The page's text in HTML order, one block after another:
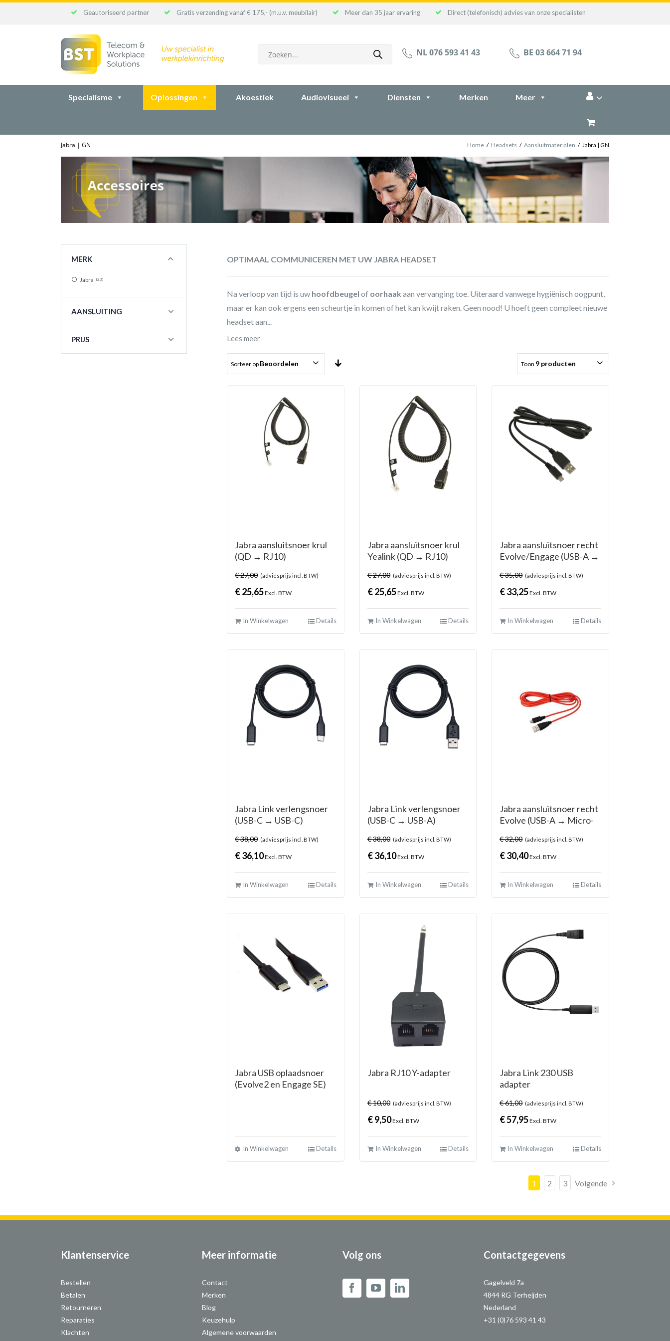
Geautoriseerd partner Gratis verzending vanaf € 175,- (m.u.v. meubilair) Meer dan 35 jaar ervaring Direct (telefonisch) advies van onze specialisten
zoeken NL 076 593 41 43 BE 03 664 71 94
Specialisme Oplossingen Akoestiek Audiovisueel Diensten Merken Meer
Jabra | GN Home / Headsets / Aansluitmaterialen / Jabra | GN
OPTIMAAL COMMUNICEREN MET UW JABRA HEADSET
Na verloop van tijd is uw hoofdbeugel of oorhaak aan vervanging toe. Uiteraard vanwege hygiënisch oogpunt,
maar er kan ook ergens een scheurtje in komen of het kan kwijt raken. Geen nood! U hoeft geen compleet nieuwe
headset aan...
Lees meer
Sorteer op Beoordelen Toon 9 producten
Jabra aansluitsnoer krul
(QD → RJ10)
€27,00 (adviesprijs incl. BTW)
€25,65Excl. BTW
In Winkelwagen Details
Jabra aansluitsnoer krul
Yealink (QD → RJ10)
€27,00 (adviesprijs incl. BTW)
€25,65Excl. BTW
In Winkelwagen Details
Jabra aansluitsnoer recht
Evolve/Engage (USB-A →
€35,00 (adviesprijs incl. BTW)
€33,25Excl. BTW
In Winkelwagen Details
Jabra Link verlengsnoer
(USB-C → USB-C)
€38,00 (adviesprijs incl. BTW)
€36,10Excl. BTW
In Winkelwagen Details
Jabra Link verlengsnoer
(USB-C → USB-A)
€38,00 (adviesprijs incl. BTW)
€36,10Excl. BTW
In Winkelwagen Details
Jabra aansluitsnoer recht
Evolve (USB-A → Micro-
€32,00 (adviesprijs incl. BTW)
€30,40Excl. BTW
In Winkelwagen Details
Jabra USB oplaadsnoer
(Evolve2 en Engage SE)
In Winkelwagen Details
Jabra RJ10 Y-adapter
€10,00 (adviesprijs incl. BTW)
€9,50Excl. BTW
In Winkelwagen Details
Jabra Link 230 USB
adapter
€61,00 (adviesprijs incl. BTW)
€57,95Excl. BTW
In Winkelwagen Details
1 2 3 Volgende
MERK
Jabra 23
AANSLUITING
PRIJS
Klantenservice
Bestellen
Betalen
Retourneren
Reparaties
Klachten
Meer informatie
Contact
Merken
Blog
Keuzehulp
Algemene voorwaarden
Volg ons Contactgegevens
Gagelveld 7a
4844 RG Terheijden
Nederland
+31 (0)76 593 41 43